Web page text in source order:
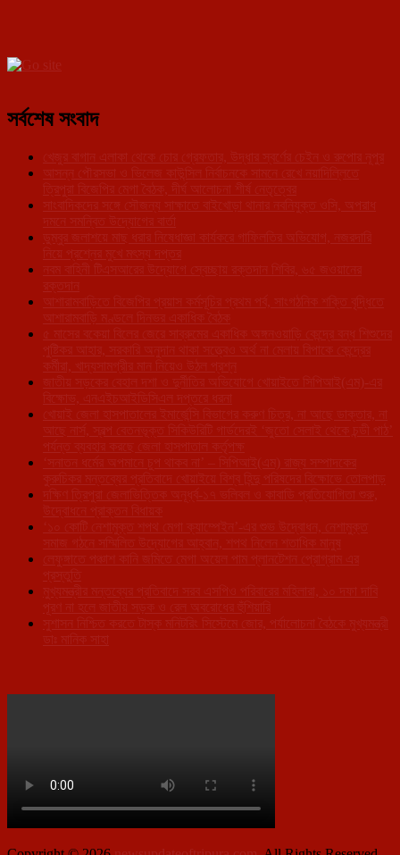
সর্বশেষ সংবাদ
খেজুর বাগান এলাকা থেকে চোর গ্রেফতার, উদ্ধার স্বর্ণের চেইন ও রুপোর নূপুর
আসন্ন পৌরসভা ও ভিলেজ কাউন্সিল নির্বাচনকে সামনে রেখে নয়াদিল্লিতে
ত্রিপুরা বিজেপির মেগা বৈঠক, দীর্ঘ আলোচনা শীর্ষ নেতৃত্বের
সাংবাদিকদের সঙ্গে সৌজন্য সাক্ষাতে বাইখোড়া থানার নবনিযুক্ত ওসি, অপরাধ
দমনে সমন্বিত উদ্যোগের বার্তা
ডুম্বুর জলাশয়ে মাছ ধরার নিষেধাজ্ঞা কার্যকরে গাফিলতির অভিযোগ, নজরদারি
নিয়ে প্রশ্নের মুখে মৎস্য দপ্তর
নবম বাহিনী টিএসআরের উদ্যোগে স্বেচ্ছায় রক্তদান শিবির, ৬৫ জওয়ানের
রক্তদান
আশারামবাড়িতে বিজেপির প্রয়াস কর্মসূচির প্রথম পর্ব, সাংগঠনিক শক্তি বৃদ্ধিতে
আশারামবাড়ি মণ্ডলে দিনভর একাধিক বৈঠক
৫ মাসের বকেয়া বিলের জেরে সাব্রুমের একাধিক অঙ্গনওয়াড়ি কেন্দ্রে বন্ধ শিশুদের
পুষ্টিকর আহার, সরকারি অনুদান থাকা সত্ত্বেও অর্থ না মেলায় বিপাকে কেন্দ্রের
কর্মীরা, খাদ্যসামগ্রীর মান নিয়েও উঠল প্রশ্ন
জাতীয় সড়কের বেহাল দশা ও দুর্নীতির অভিযোগে খোয়াইতে সিপিআই(এম)-এর
বিক্ষোভ, এনএইচআইডিসিএল দপ্তরে ধরনা
খোয়াই জেলা হাসপাতালের ইমার্জেন্সি বিভাগের করুণ চিত্র, না আছে ডাক্তার, না
আছে নার্স, স্বল্প বেতনভূক্ত সিকিউরিটি গার্ডদেরই ‘জুতো সেলাই থেকে চন্ডী পাঠ’
পর্যন্ত ব্যবহার করছে জেলা হাসপাতাল কর্তৃপক্ষ
‘সনাতন ধর্মের অপমানে চুপ থাকব না’ – সিপিআই(এম) রাজ্য সম্পাদকের
কুরুচিকর মন্তব্যের প্রতিবাদে খোয়াইয়ে বিশ্ব হিন্দু পরিষদের বিক্ষোভে তোলপাড়
দক্ষিণ ত্রিপুরা জেলাভিত্তিক অনূর্ধ্ব-১৭ ভলিবল ও কাবাডি প্রতিযোগিতা শুরু,
উদ্বোধনে প্রাক্তন বিধায়ক
‘১০ কোটি নেশামুক্ত শপথ মেগা ক্যাম্পেইন’-এর শুভ উদ্বোধন, নেশামুক্ত
সমাজ গঠনে সম্মিলিত উদ্যোগের আহ্বান, শপথ নিলেন শতাধিক মানুষ
লেফুঙ্গাতে পঞ্চাশ কানি জমিতে মেগা অয়েল পাম প্লানটেশন প্রোগ্রাম এর
প্রস্তুতি
মুখ্যমন্ত্রীর মন্তব্যের প্রতিবাদে সরব এসপিও পরিবারের মহিলারা, ১০ দফা দাবি
পূরণ না হলে জাতীয় সড়ক ও রেল অবরোধের হুঁশিয়ারি
সুশাসন নিশ্চিত করতে টাস্ক মনিটরিং সিস্টেমে জোর, পর্যালোচনা বৈঠকে মুখ্যমন্ত্রী
ডাঃ মানিক সাহা